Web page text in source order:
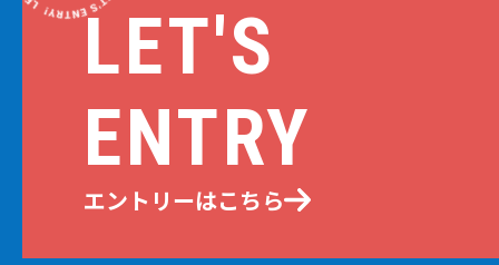
LET'S
ENTRY
エントリーはこちら